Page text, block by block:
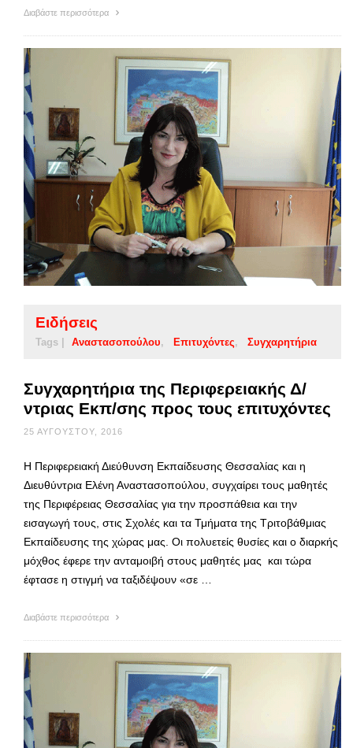
Διαβάστε περισσότερα
Ειδήσεις
Tags | Αναστασοπούλου Επιτυχόντες Συγχαρητήρια
Συγχαρητήρια της Περιφερειακής Δ/
ντριας Εκπ/σης προς τους επιτυχόντες
25 ΑΥΓΟΎΣΤΟΥ, 2016
Η Περιφερειακή Διεύθυνση Εκπαίδευσης Θεσσαλίας και η
Διευθύντρια Ελένη Αναστασοπούλου, συγχαίρει τους μαθητές
της Περιφέρειας Θεσσαλίας για την προσπάθεια και την
εισαγωγή τους, στις Σχολές και τα Τμήματα της Τριτοβάθμιας
Εκπαίδευσης της χώρας μας. Οι πολυετείς θυσίες και ο διαρκής
μόχθος έφερε την ανταμοιβή στους μαθητές μας και τώρα
έφτασε η στιγμή να ταξιδέψουν «σε …
Διαβάστε περισσότερα